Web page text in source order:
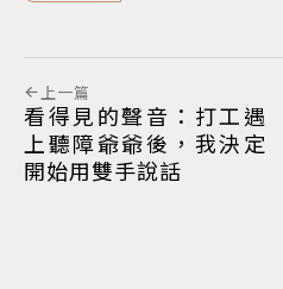
上一篇
看得見的聲音：打工遇
上聽障爺爺後，我決定
開始用雙手說話